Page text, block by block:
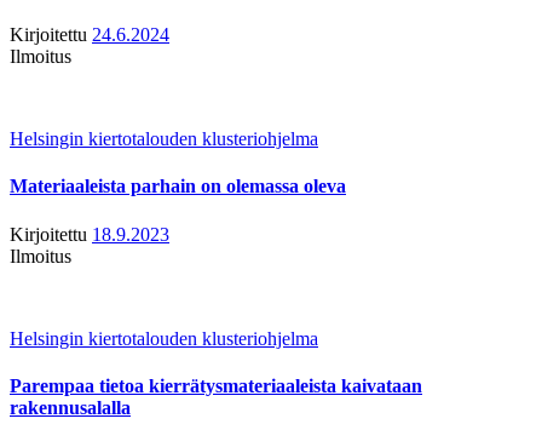
Kirjoitettu 24.6.2024
Ilmoitus
Helsingin kiertotalouden klusteriohjelma
Materiaaleista parhain on olemassa oleva
Kirjoitettu 18.9.2023
Ilmoitus
Helsingin kiertotalouden klusteriohjelma
Parempaa tietoa kierrätysmateriaaleista kaivataan
rakennusalalla